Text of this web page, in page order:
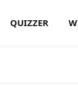
QUIZZER